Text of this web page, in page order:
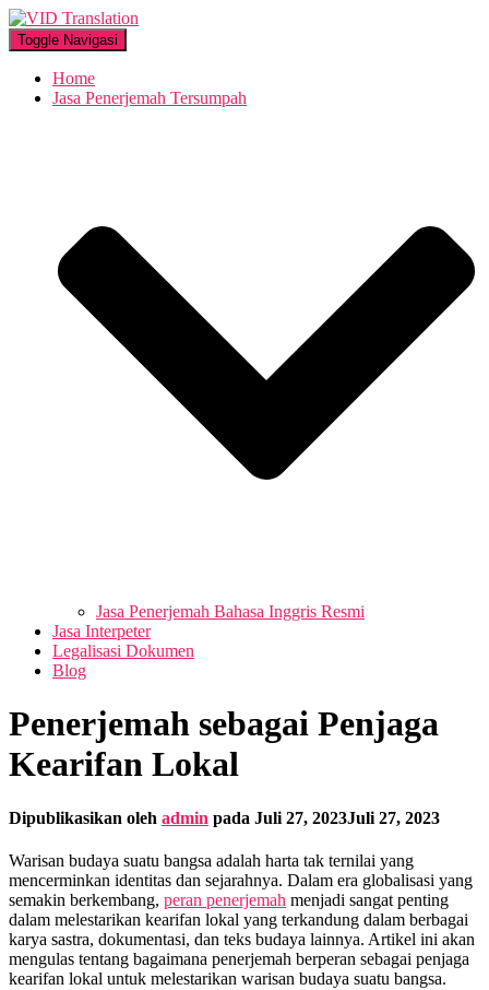
Toggle Navigasi
Home
Jasa Penerjemah Tersumpah
Jasa Penerjemah Bahasa Inggris Resmi
Jasa Interpeter
Legalisasi Dokumen
Blog
Penerjemah sebagai Penjaga
Kearifan Lokal
Dipublikasikan oleh admin pada Juli 27, 2023Juli 27, 2023
Warisan budaya suatu bangsa adalah harta tak ternilai yang
mencerminkan identitas dan sejarahnya. Dalam era globalisasi yang
semakin berkembang, peran penerjemah menjadi sangat penting
dalam melestarikan kearifan lokal yang terkandung dalam berbagai
karya sastra, dokumentasi, dan teks budaya lainnya. Artikel ini akan
mengulas tentang bagaimana penerjemah berperan sebagai penjaga
kearifan lokal untuk melestarikan warisan budaya suatu bangsa.